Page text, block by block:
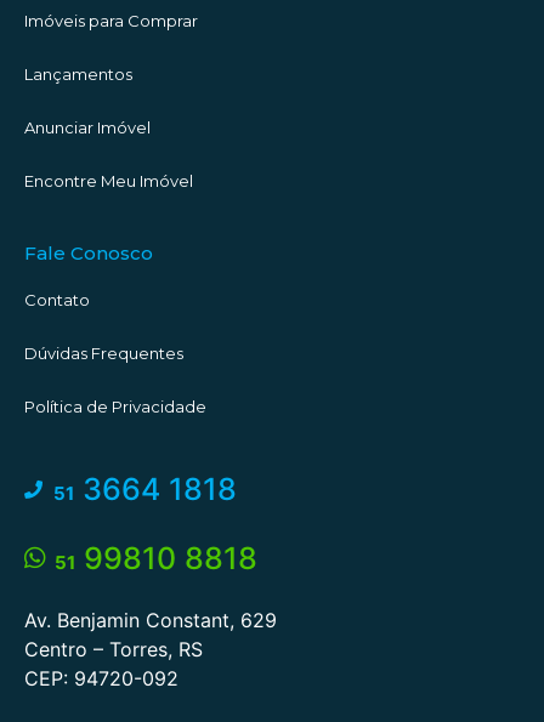
Imóveis para Comprar
Lançamentos
Anunciar Imóvel
Encontre Meu Imóvel
Fale Conosco
Contato
Dúvidas Frequentes
Política de Privacidade
51 3664 1818
51 99810 8818
Av. Benjamin Constant, 629
Centro – Torres, RS
CEP: 94720-092